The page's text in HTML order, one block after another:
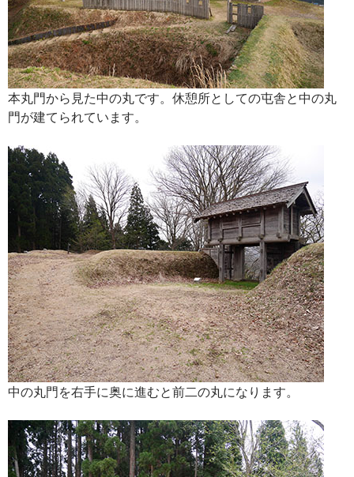
本丸門から見た中の丸です。休憩所としての屯舎と中の丸
門が建てられています。
中の丸門を右手に奥に進むと前二の丸になります。